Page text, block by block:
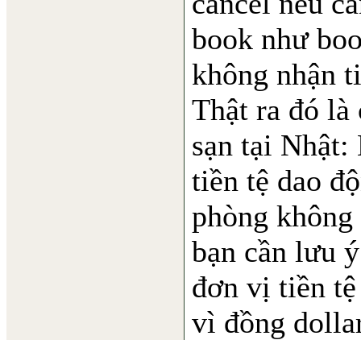
book như
không nhận
Thật ra đó là
sạn tại
tiền tệ dao
phòng
bạn cần lưu
đơn vị tiền
vì đồng